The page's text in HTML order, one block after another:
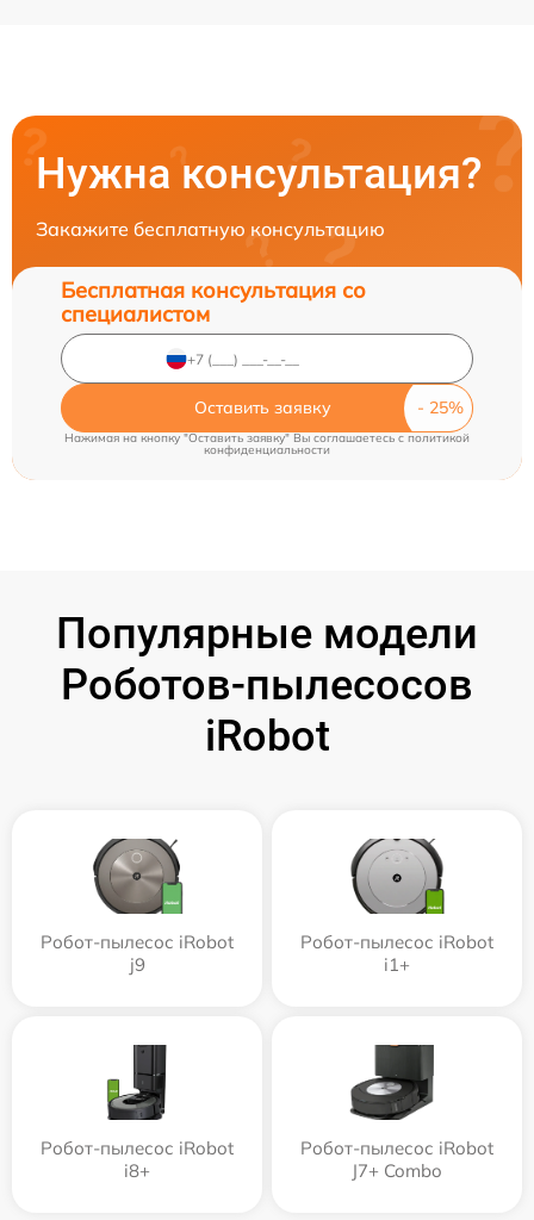
Нужна консультация?
Закажите бесплатную консультацию
Бесплатная консультация со
специалистом
Оставить заявку
Нажимая на кнопку "Оставить заявку" Вы соглашаетесь c политикой
конфиденциальности
Популярные модели
Роботов-пылесосов
iRobot
Робот-пылесос iRobot
j9
Робот-пылесос iRobot
i1+
Робот-пылесос iRobot
i8+
Робот-пылесос iRobot
J7+ Combo